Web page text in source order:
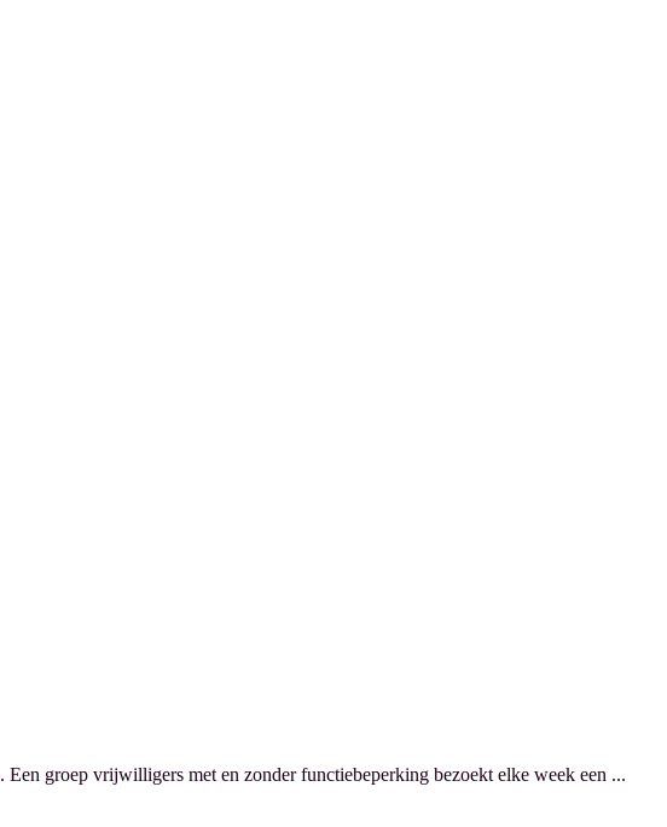
groep vrijwilligers met en zonder functiebeperking bezoekt elke week een ...